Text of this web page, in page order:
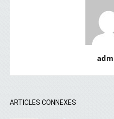
ARTICLES CONNEXES